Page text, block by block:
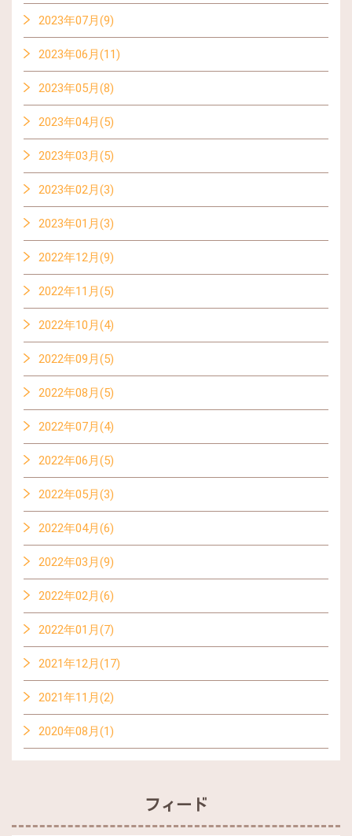
2023年07月(9)
2023年06月(11)
2023年05月(8)
2023年04月(5)
2023年03月(5)
2023年02月(3)
2023年01月(3)
2022年12月(9)
2022年11月(5)
2022年10月(4)
2022年09月(5)
2022年08月(5)
2022年07月(4)
2022年06月(5)
2022年05月(3)
2022年04月(6)
2022年03月(9)
2022年02月(6)
2022年01月(7)
2021年12月(17)
2021年11月(2)
2020年08月(1)
フィード